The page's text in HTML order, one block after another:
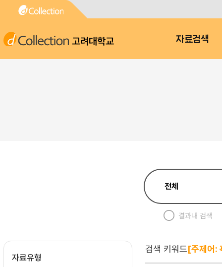
고려대학교 자료검색
결과내 검색
자료유형
검색 키워드[주제어: